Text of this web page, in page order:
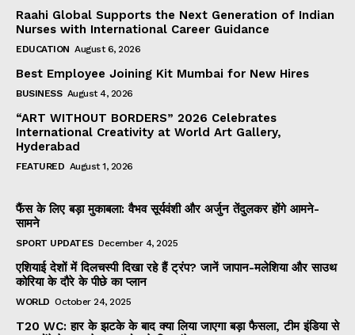
Raahi Global Supports the Next Generation of Indian
Nurses with International Career Guidance
EDUCATION August 6, 2026
Best Employee Joining Kit Mumbai for New Hires
BUSINESS August 4, 2026
“ART WITHOUT BORDERS” 2026 Celebrates
International Creativity at World Art Gallery,
Hyderabad
FEATURED August 1, 2026
फैंस के लिए बड़ा मुकाबला: वैभव सूर्यवंशी और अर्जुन तेंदुलकर होंगे आमने-
सामने
SPORT UPDATES December 4, 2025
एशियाई देशों में दिलचस्पी दिखा रहे हैं ट्रंप? जानें जापान-मलेशिया और साउथ
कोरिया के दौरे के पीछे का प्लान
WORLD October 24, 2025
T20 WC: हार के झटके के बाद क्या लिया जाएगा बड़ा फैसला, टीम इंडिया से